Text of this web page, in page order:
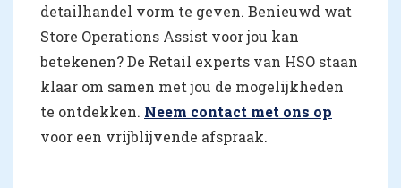
detailhandel vorm te geven. Benieuwd wat
Store Operations Assist voor jou kan
betekenen? De Retail experts van HSO staan
klaar om samen met jou de mogelijkheden
te ontdekken. Neem contact met ons op
voor een vrijblijvende afspraak.